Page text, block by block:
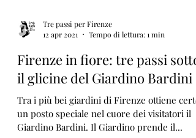
Tre passi per Firenze
12 apr 2021
Tempo di lettura: 1 min
Firenze in fiore: tre passi sotto